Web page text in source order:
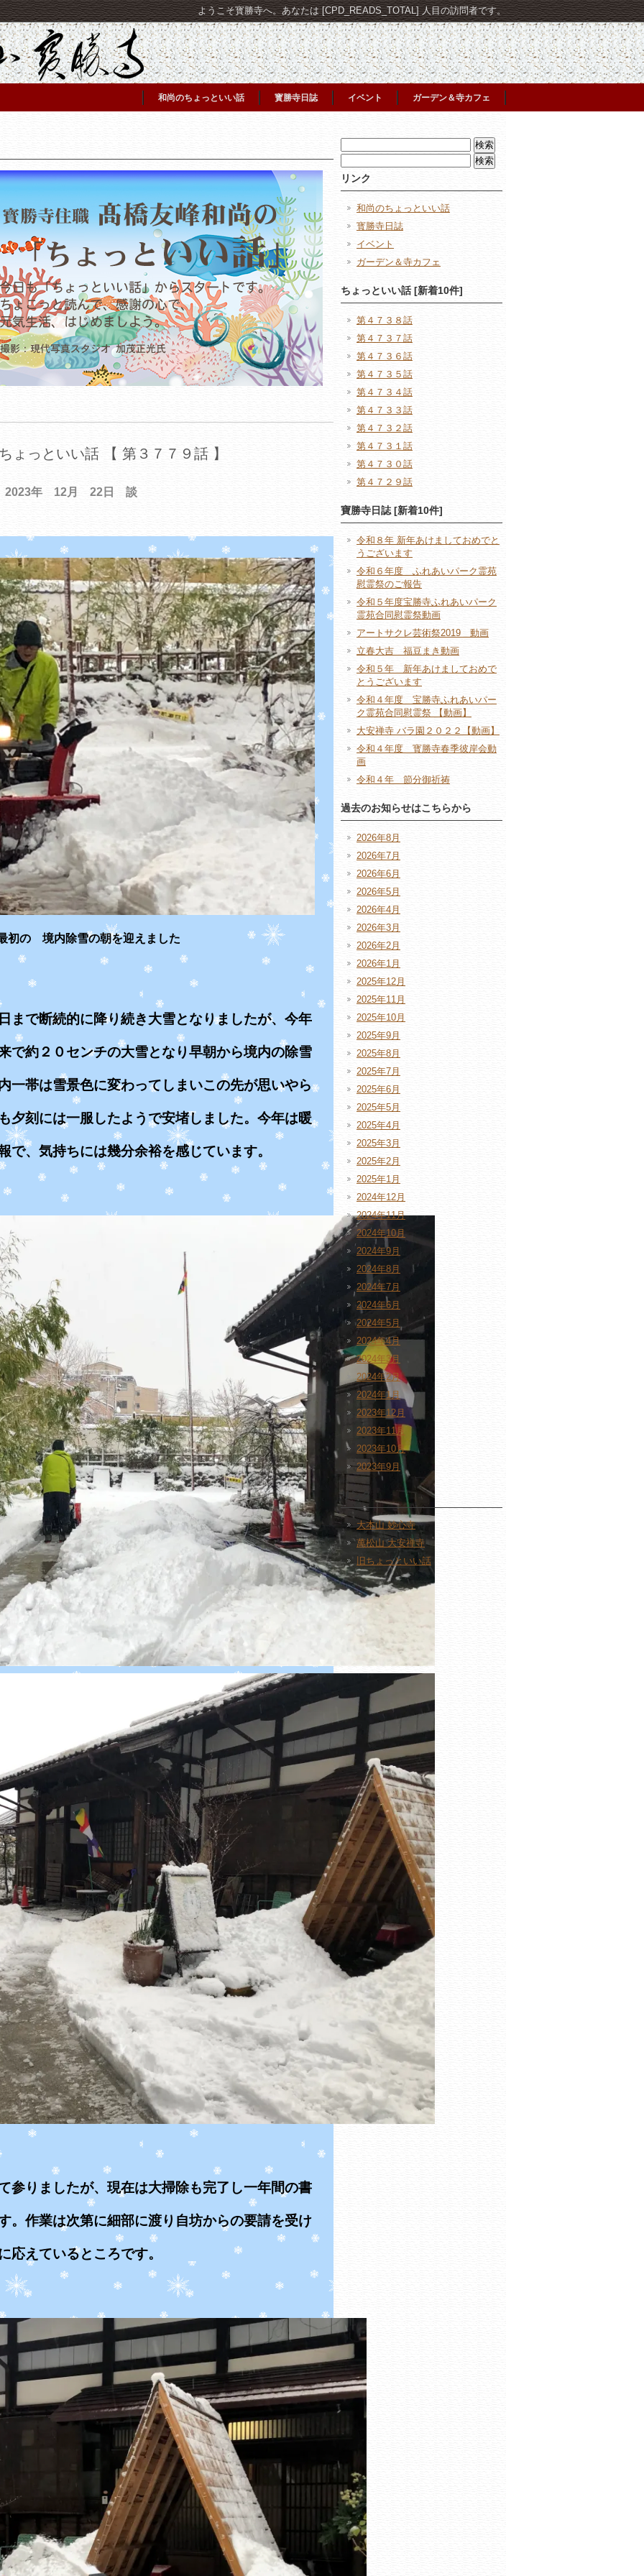
ようこそ寳勝寺へ。あなたは [CPD_READS_TOTAL] 人目の訪問者です。
和尚のちょっといい話 寳勝寺日誌 イベント ガーデン＆寺カフェ
ょっといい話 【 第３７７９話 】
2023年 12月 22日 談
初の 境内除雪の朝を迎えました
まで断続的に降り続き大雪となりましたが、今年
で約２０センチの大雪となり早朝から境内の除雪
一帯は雪景色に変わってしまいこの先が思いやら
夕刻には一服したようで安堵しました。今年は暖
で、気持ちには幾分余裕を感じています。
参りましたが、現在は大掃除も完了し一年間の書
。作業は次第に細部に渡り自坊からの要請を受け
応えているところです。
索:
索:
リンク
和尚のちょっといい話
寳勝寺日誌
イベント
ガーデン＆寺カフェ
ちょっといい話 [新着10件]
第４７３８話
第４７３７話
第４７３６話
第４７３５話
第４７３４話
第４７３３話
第４７３２話
第４７３１話
第４７３０話
第４７２９話
寶勝寺日誌 [新着10件]
令和８年 新年あけましておめでと
うございます
令和６年度 ふれあいパーク霊苑
慰霊祭のご報告
令和５年度宝勝寺ふれあいパーク
霊苑合同慰霊祭動画
アートサクレ芸術祭2019 動画
立春大吉 福豆まき動画
令和５年 新年あけましておめで
とうございます
令和４年度 宝勝寺ふれあいパー
ク霊苑合同慰霊祭 【動画】
大安禅寺 バラ園２０２２【動画】
令和４年度 寳勝寺春季彼岸会動
画
令和４年 節分御祈祷
過去のお知らせはこちらから
2026年8月
2026年7月
2026年6月
2026年5月
2026年4月
2026年3月
2026年2月
2026年1月
2025年12月
2025年11月
2025年10月
2025年9月
2025年8月
2025年7月
2025年6月
2025年5月
2025年4月
2025年3月
2025年2月
2025年1月
2024年12月
2024年11月
2024年10月
2024年9月
2024年8月
2024年7月
2024年6月
2024年5月
2024年4月
2024年3月
2024年2月
2024年1月
2023年12月
2023年11月
2023年10月
2023年9月
リンク
大本山 妙心寺
萬松山 大安禅寺
旧ちょっといい話